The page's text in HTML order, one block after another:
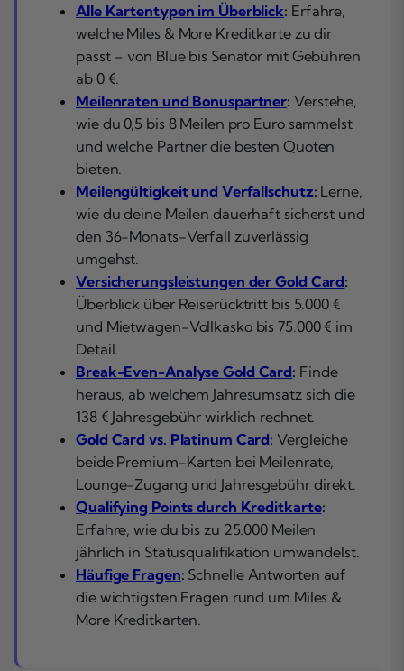
Alle Kartentypen im Überblick: Erfahre,
welche Miles & More Kreditkarte zu dir
passt – von Blue bis Senator mit Gebühren
ab 0 €.
Meilenraten und Bonuspartner: Verstehe,
wie du 0,5 bis 8 Meilen pro Euro sammelst
und welche Partner die besten Quoten
bieten.
Meilengültigkeit und Verfallschutz: Lerne,
wie du deine Meilen dauerhaft sicherst und
den 36-Monats-Verfall zuverlässig
umgehst.
Versicherungsleistungen der Gold Card:
Überblick über Reiserücktritt bis 5.000 €
und Mietwagen-Vollkasko bis 75.000 € im
Detail.
Break-Even-Analyse Gold Card: Finde
heraus, ab welchem Jahresumsatz sich die
138 € Jahresgebühr wirklich rechnet.
Gold Card vs. Platinum Card: Vergleiche
beide Premium-Karten bei Meilenrate,
Lounge-Zugang und Jahresgebühr direkt.
Qualifying Points durch Kreditkarte:
Erfahre, wie du bis zu 25.000 Meilen
jährlich in Statusqualifikation umwandelst.
Häufige Fragen: Schnelle Antworten auf
die wichtigsten Fragen rund um Miles &
More Kreditkarten.